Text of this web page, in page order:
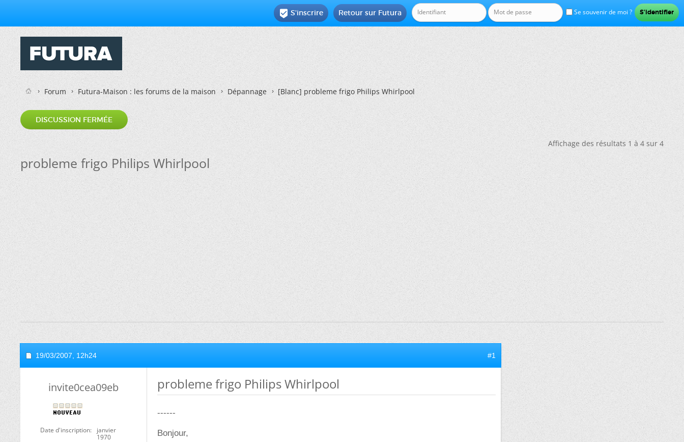
Se souvenir de moi ?
Retour sur Futura
 S'inscrire
Forum Futura-Maison : les forums de la maison Dépannage [Blanc]probleme frigo Philips Whirlpool
DISCUSSION FERMÉE
Affichage des résultats 1 à 4 sur 4
probleme frigo Philips Whirlpool
19/03/2007, 12h24 #1
invite0cea09eb
Date d'inscription
janvier
1970
probleme frigo Philips Whirlpool
------
Bonjour,